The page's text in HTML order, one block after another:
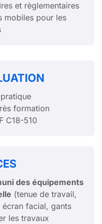
et règlementaires
mobiles pour les
formation
C18-510
des équipements
(tenue de travail,
écran facial, gants
les travaux